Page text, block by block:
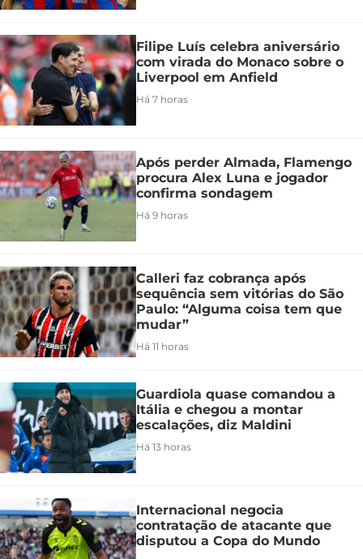
Filipe Luís celebra aniversário
com virada do Monaco sobre o
Liverpool em Anfield
Há 7 horas
Após perder Almada, Flamengo
procura Alex Luna e jogador
confirma sondagem
Há 9 horas
Calleri faz cobrança após
sequência sem vitórias do São
Paulo: “Alguma coisa tem que
mudar”
Há 11 horas
Guardiola quase comandou a
Itália e chegou a montar
escalações, diz Maldini
Há 13 horas
Internacional negocia
contratação de atacante que
disputou a Copa do Mundo